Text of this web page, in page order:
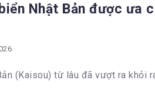
Nhật Bản được ưa
(Kaisou) từ lâu đã vượt ra khỏi